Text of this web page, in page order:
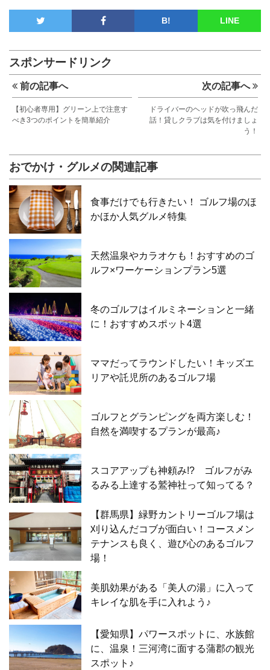
B! LINE
スポンサードリンク
前の記事へ
【初心者専用】グリーン上で注意す
べき3つのポイントを簡単紹介
次の記事へ
ドライバーのヘッドが吹っ飛んだ
話！貸しクラブは気を付けましょ
う！
おでかけ・グルメの関連記事
食事だけでも行きたい！ ゴルフ場のほ
かほか人気グルメ特集
天然温泉やカラオケも！おすすめのゴ
ルフ×ワーケーションプラン5選
冬のゴルフはイルミネーションと一緒
に！おすすめスポット4選
ママだってラウンドしたい！キッズエ
リアや託児所のあるゴルフ場
ゴルフとグランピングを両方楽しむ！
自然を満喫するプランが最高♪
スコアアップも神頼み!? ゴルフがみ
るみる上達する鷲神社って知ってる？
【群馬県】緑野カントリーゴルフ場は
刈り込んだコブが面白い！コースメン
テナンスも良く、遊び心のあるゴルフ
場！
美肌効果がある「美人の湯」に入って
キレイな肌を手に入れよう♪
【愛知県】パワースポットに、水族館
に、温泉！三河湾に面する蒲郡の観光
スポット♪